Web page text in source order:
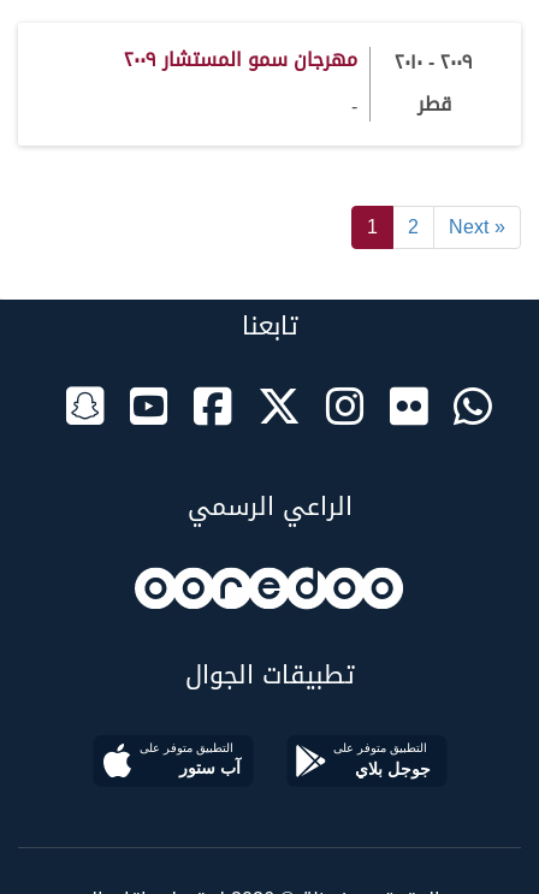
٢٠٠٩ - ٢٠١٠
قطر
مهرجان سمو المستشار ٢٠٠٩
-
1 2 Next »
تابعنا
الراعي الرسمي
تطبيقات الجوال